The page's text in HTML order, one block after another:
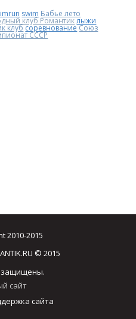
swim Бабье лето
клуб Романтиклыжи
клубсоревнованиеСоюз
СССР
2010-2015
© 2015
защищены.
сайт
сайта